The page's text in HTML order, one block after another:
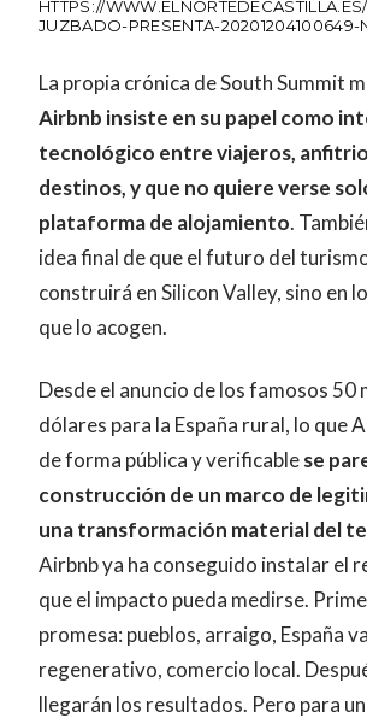
HTTPS://
JUZBADO-PRESENTA-20201204100649-
La propia crónica de South Summit
Airbnb insiste en su papel como
tecnológico entre viajeros,
destinos, y que no quiere verse
plataforma de alojamiento.
idea final de que el futuro del
construirá en Silicon Valley, sino en
que lo acogen.
Desde el anuncio de los famosos 50
dólares para la España rural, lo que
de forma pública y verificablese
construcción de un marco de
una transformación material del
Airbnb ya ha conseguido instalar el
que el impacto pueda medirse.
promesa: pueblos, arraigo, España
regenerativo, comercio local.
llegarán los resultados. Pero para